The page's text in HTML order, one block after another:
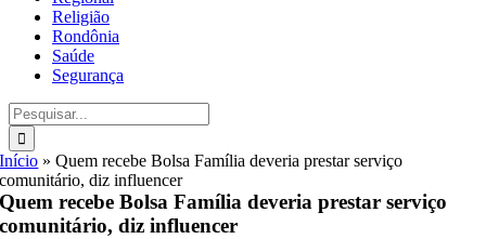
Religião
Rondônia
Saúde
Segurança
Buscar
resultados
para:
Início »Quem recebe Bolsa Família deveria prestar serviço
comunitário, diz influencer
Quem recebe Bolsa Família deveria prestar serviço
comunitário, diz influencer